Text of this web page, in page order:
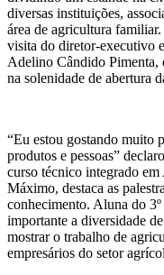
diversas instituições,
área de agricultura
visita do diretor-executivo
Adelino Cândido Pimenta,
na solenidade de abertura
“Eu estou gostando muito
produtos e pessoas”
curso técnico integrado
Máximo, destaca as
conhecimento. Aluna do
importante a diversidade
mostrar o trabalho de
empresários do setor